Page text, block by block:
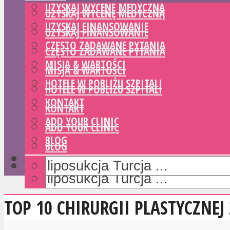
UZYSKAJ WYCENĘ MEDYCZNĄ
UZYSKAJ FINANSOWANIE
CZĘSTO ZADAWANE PYTANIA
MISJA & WARTOŚCI
HOTELE W POBLIŻU SZPITALI
KONTAKT
ADD YOUR CLINIC
BLOG
UZYSKAJ WYCENĘ MEDYCZNĄ
UZYSKAJ FINANSOWANIE
CZĘSTO ZADAWANE PYTANIA
MISJA & WARTOŚCI
HOTELE W POBLIŻU SZPITALI
KONTAKT
ADD YOUR CLINIC
BLOG
TOP 10 CHIRURGII